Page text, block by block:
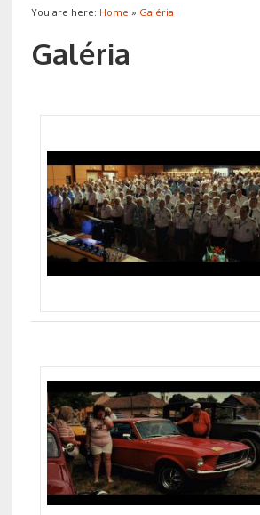
You are here: Home » Galéria
Galéria